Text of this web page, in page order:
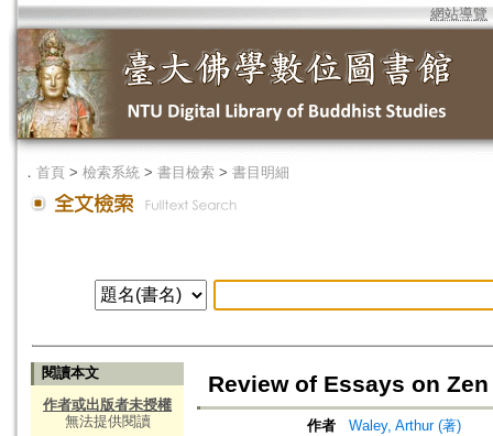
網站導覽
． 首頁 > 檢索系統 > 書目檢索 > 書目明細
閱讀本文
作者或出版者未授權
無法提供閱讀
Review of Essays on
作者
Waley, Arthur (著)